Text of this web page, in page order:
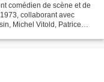
comédien de scène et de
collaborant avec
Michel Vitold, Patrice